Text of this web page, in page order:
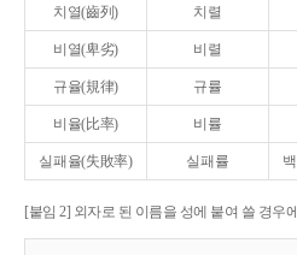
치열(齒列) 치렬
비열(卑劣) 비렬
규율(規律) 규률
비율(比率) 비률
실패율(失敗率) 실패률
[붙임 2] 외자로 된 이름을 성에 붙여 쓸 경우